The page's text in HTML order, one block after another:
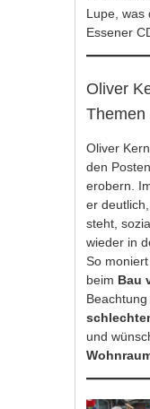
Lupe, was
Essener
Oliver
Themen
Oliver
den
erobern.
er
steht,
wieder in
So
beim Bau
und